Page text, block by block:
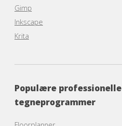
Gimp
Inkscape
Krita
Populære professionelle
tegneprogrammer